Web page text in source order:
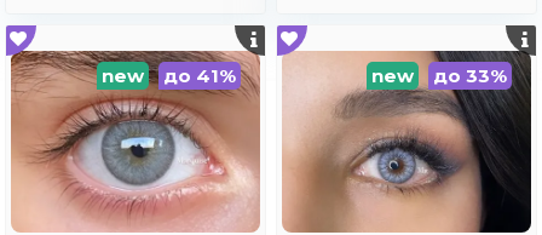
new до 41% new до 33%